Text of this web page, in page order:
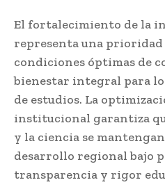
El fortalecimiento de la
representa una prioridad
condiciones óptimas de
bienestar integral para
de estudios. La
institucional garantiza
y la ciencia se
desarrollo regional bajo
transparencia y rigor